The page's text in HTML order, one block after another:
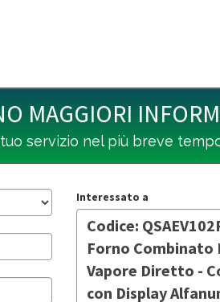
MAGGIORI
servizio nel più breve
Interessato a